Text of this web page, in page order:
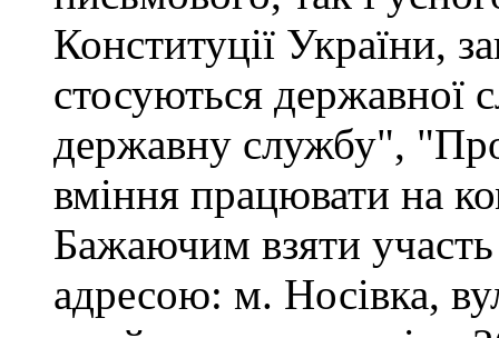
Конституції України,
стосуються
державну службу",
вміння працювати на
Бажаючим взяти участь
адресою: м. Носівка,